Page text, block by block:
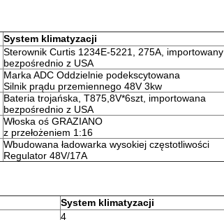
System klimatyzacji
Sterownik Curtis 1234E-5221, 275A, importowany
bezpośrednio z USA
Marka ADC Oddzielnie podekscytowana
Silnik prądu przemiennego 48V 3kw
Bateria trojańska, T875,8V*6szt, importowana
bezpośrednio z USA
Włoska oś GRAZIANO
z przełożeniem 1:16
Wbudowana ładowarka wysokiej częstotliwości
Regulator 48V/17A
System klimatyzacji
4